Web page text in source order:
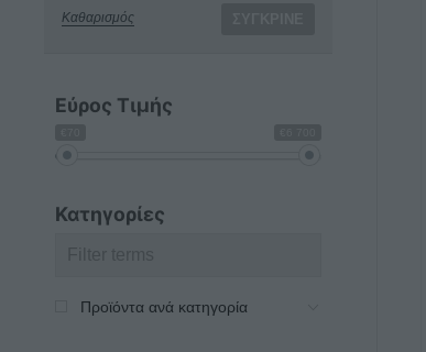
Καθαρισμός
Εύρος Τιμής
Κατηγορίες
Προϊόντα ανά κατηγορία